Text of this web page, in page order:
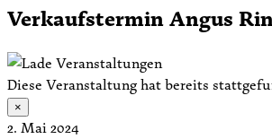
Verkaufstermin Angus
Diese Veranstaltung hat bereits
×
2. Mai 2024